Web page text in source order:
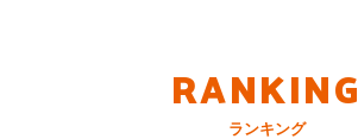
RANKING
ランキング